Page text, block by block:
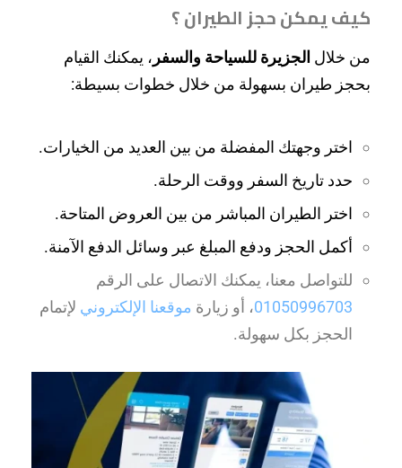
كيف يمكن حجز الطيران ؟
من خلال الجزيرة للسياحة والسفر ، يمكنك القيام
بحجز طيران بسهولة من خلال خطوات بسيطة:
اختر وجهتك المفضلة من بين العديد من الخيارات.
حدد تاريخ السفر ووقت الرحلة.
اختر الطيران المباشر من بين العروض المتاحة.
أكمل الحجز ودفع المبلغ عبر وسائل الدفع الآمنة.
للتواصل معنا، يمكنك الاتصال على الرقم
01050996703، أو زيارة موقعنا الإلكتروني لإتمام
الحجز بكل سهولة.